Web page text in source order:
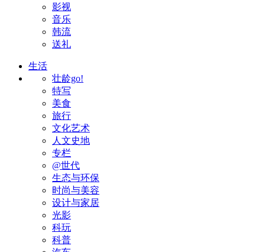
影视
音乐
韩流
送礼
生活
壮龄go!
特写
美食
旅行
文化艺术
人文史地
专栏
@世代
生态与环保
时尚与美容
设计与家居
光影
科玩
科普